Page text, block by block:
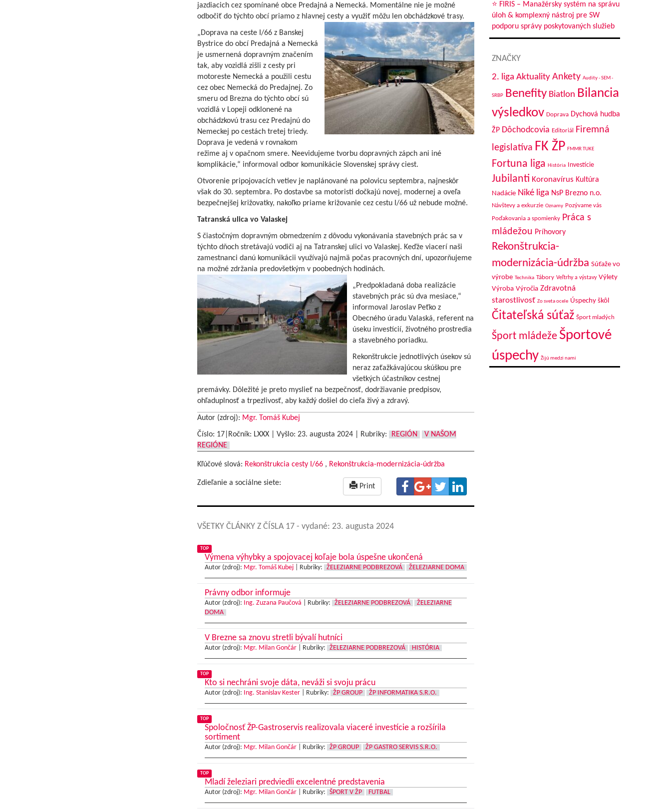
jazdiacich cez spomínané obce Predajná a Nemecká. Momentálne nie je možné
odbočiť do týchto obcí priamo z hlavnej cesty a využiť môžu len obchádzkové trasy.
„Doprava na ceste I/66 z Banskej
Bystrice do obcí Predajná a Nemecká
je usmernená dopravným značením
tak, aby vozidlá zišli z cesty pri
motoreste Nemecká a použili cestu
cez obec Nemecká do Predajnej. Zo
smeru od Brezna do týchto obcí sú
vozidlá v Lopeji odklonené na
obchádzkovú trasu cez Predajnú do
Nemeckej po cestách tretej triedy.
Doprava je vedená v rovnakom
režime aj v opačnom smere. Neevidujeme tvorbu dopravných zápch ani iné
komplikácie,“ informoval odbor komunikácie Slovenskej správy ciest.
Otvorenie pripojovacích vetiev je naplánované na polovicu septembra, najneskôr
však do 30. septembra. Po dostavbe sa motoristi dočkajú novej, modernej a oveľa
bezpečnejšej križovatky, nakoľko priame križovanie cez cestu I/66 už nebude možné.
Tatranská ulica vo Valaskej
S čiastočným dopravným obmedzením z dôvodu vykonávania stavebných prác sa v
týchto dňoch stretávajú vodiči aj na Tatranskej ulici vo Valaskej. Keďže viacerí naši
zamestnanci danú komunikácii využívajú najmä počas pracovných dní, upozorňujeme
na možné zdržania predovšetkým v poobedných hodinách.
„Predpokladaná doba realizácie
stavebných prác sú dva mesiace,“
informoval Jaroslav Peťko z
Obecného úradu Valaská, referent na
úseku investícií, životného prostredia
a stavebného poriadku.
Rekonštrukcie jednotlivých úsekov sú
neraz zaťažkávajúcou skúškou pre
všetkých účastníkov cestnej
premávky. Dôležité je preto myslieť na bezpečnosť, dodržiavanie predpisov,
ohľaduplnosť a trpezlivosť, aby každý došiel do cieľa živý a zdravý.
Autor (zdroj): Mgr. Tomáš Kubej
Číslo: 17|Ročník: LXXX | Vyšlo: 23. augusta 2024| Rubriky: REGIÓN
V NAŠOM
REGIÓNE
Kľúčové slová: Rekonštrukcia cesty I/66, Rekonštrukcia-modernizácia-údržba
Zdieľanie a sociálne siete: Print
VŠETKY ČLÁNKY Z ČÍSLA 17 - vydané: 23. augusta 2024
TOP
Výmena výhybky a spojovacej koľaje bola úspešne ukončená
Autor (zdroj): Mgr. Tomáš Kubej| Rubriky: ŽELEZIARNE PODBREZOVÁ ŽELEZIARNE DOMA
Právny odbor informuje
Autor (zdroj): Ing. Zuzana Paučová Rubriky: ŽELEZIARNE PODBREZOVÁ
ŽELEZIARNE
DOMA
V Brezne sa znovu stretli bývalí hutníci
Autor (zdroj): Mgr. Milan Gončár| Rubriky: ŽELEZIARNE PODBREZOVÁ HISTÓRIA
TOP
Kto si nechráni svoje dáta, neváži si svoju prácu
Autor (zdroj): Ing. Stanislav Kester| Rubriky: ŽP GROUP ŽP INFORMATIKA S.R.O.
TOP
Spoločnosť ŽP-Gastroservis realizovala viaceré investície a rozšírila
sortiment
Autor (zdroj): Mgr. Milan Gončár| Rubriky: ŽP GROUP ŽP GASTRO SERVIS S.R.O.
TOP
Mladí železiari predviedli excelentné predstavenia
Autor (zdroj): Mgr. Milan Gončár| Rubriky: ŠPORT V ŽP FUTBAL
⭐ FIRIS – Manažérsky systém na správu
úloh & komplexný nástroj pre SW
podporu správy poskytovaných služieb
ZNAČKY
2. liga Aktuality Ankety Audity - SEM -
SRBP Benefity Biatlon Bilancia
výsledkov Doprava Dychová hudba
ŽP Dôchodcovia Editoriál
Firemná
legislatíva FK ŽP FMMR TUKE
Fortuna liga História Investície
Jubilanti Koronavírus Kultúra
Nadácie Niké liga NsP Brezno n.o.
Návštevy a exkurzie Oznamy Pozývame vás
Poďakovania a spomienky Práca s
mládežou Príhovory
Rekonštrukcia-
modernizácia-údržba Súťaže vo
výrobe Technika Tábory Veľtrhy a výstavy Výlety
Výroba Výročia Zdravotná
starostlivosť Zo sveta ocele Úspechy škôl
Čitateľská súťaž Šport mladých
Šport mládeže Športové
úspechy Žijú medzi nami